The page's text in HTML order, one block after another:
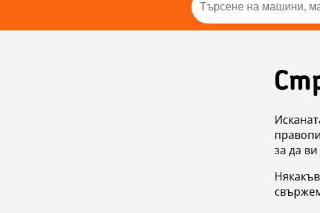
за да